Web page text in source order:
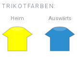
TRIKOTFARBEN:
Heim Auswärts